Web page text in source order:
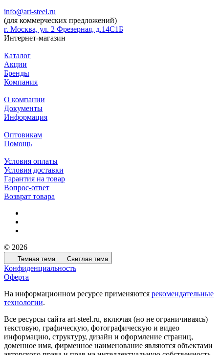
info@art-steel.ru
(для коммерческих предложений)
г. Москва, ул. 2 Фрезерная, д.14С1Б
Интернет-магазин
Каталог
Акции
Бренды
Компания
О компании
Документы
Информация
Оптовикам
Помощь
Условия оплаты
Условия доставки
Гарантия на товар
Вопрос-ответ
Возврат товара
© 2026
Темная тема Светлая тема
Конфиденциальность
Оферта
На информационном ресурсе применяются рекомендательные
технологии.
Все ресурсы сайта art-steel.ru, включая (но не ограничиваясь)
текстовую, графическую, фотографическую и видео
информацию, структуру, дизайн и оформление страниц,
доменное имя, фирменное наименование являются объектами